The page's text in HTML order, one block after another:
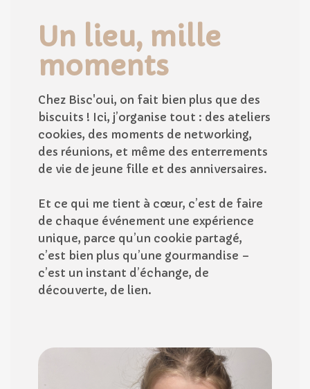
Un lieu, mille
moments
Chez Bisc'oui, on fait bien plus que des
biscuits ! Ici, j’organise tout : des ateliers
cookies, des moments de networking,
des réunions, et même des enterrements
de vie de jeune fille et des anniversaires.
Et ce qui me tient à cœur, c’est de faire
de chaque événement une expérience
unique, parce qu’un cookie partagé,
c’est bien plus qu’une gourmandise –
c’est un instant d’échange, de
découverte, de lien.